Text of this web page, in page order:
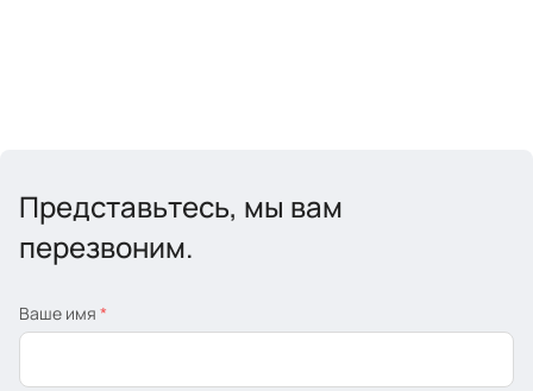
Представьтесь, мы вам
перезвоним.
Ваше имя *